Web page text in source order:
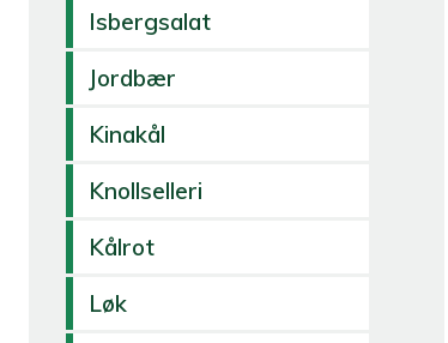
Isbergsalat
Jordbær
Kinakål
Knollselleri
Kålrot
Løk